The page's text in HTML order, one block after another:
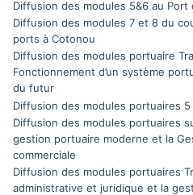
Diffusion des modules 5&6 au Port
Diffusion des modules 7 et 8 du
ports à Cotonou
Diffusion des modules portuaire
Fonctionnement d’un système
du futur
Diffusion des modules portuaires
Diffusion des modules portuaires
gestion portuaire moderne et la
commerciale
Diffusion des modules portuaires
administrative et juridique et la